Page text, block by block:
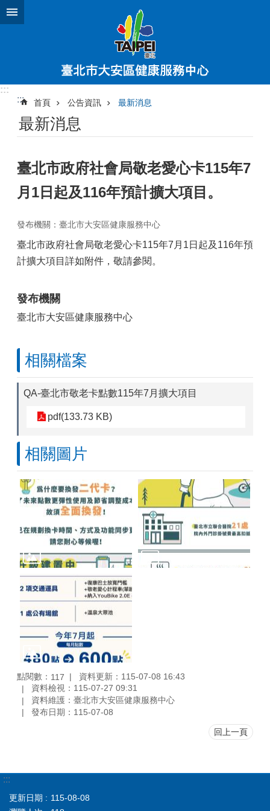
跳到主要內容區塊
:::
:::
首頁 公告資訊 最新消息
最新消息
臺北市政府社會局敬老愛心卡115年7
月1日起及116年預計擴大項目。
發布機關：臺北市大安區健康服務中心
臺北市政府社會局敬老愛心卡115年7月1日起及116年預
計擴大項目詳如附件，敬請參閱。
發布機關
臺北市大安區健康服務中心
相關檔案
QA-臺北市敬老卡點數115年7月擴大項目
pdf(133.73 KB)
相關圖片
點閱數： 117
資料更新：115-07-08 16:43
資料檢視：115-07-27 09:31
資料維護：臺北市大安區健康服務中心
發布日期：115-07-08
回上一頁
:::
更新日期
115-08-08